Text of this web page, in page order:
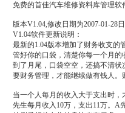
免费的首佳汽车维修资料库管理软
版本V1.04,修改日期为2007-01-28日
V1.04软件更新说明：
最新的1.04版本增加了财务收支的
管好你的口袋，清楚你每一个月
到了月尾，口袋空空，还搞不清
要财务管理，才能继续做有钱人
当一个人每月的收入大于支出时
先生每月收入10万，支出11万。